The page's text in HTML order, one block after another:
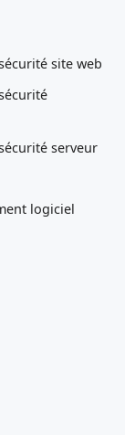
site web
serveur
logiciel